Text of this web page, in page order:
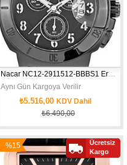
Aynı Gün Kargoya Verilir
₺5.516,00 KDV Dahil
₺6.490,00
%15
İndirim
Ücretsiz
Kargo